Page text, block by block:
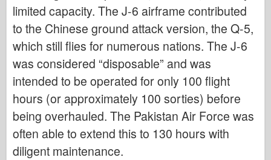
Legend
Meng Modell
Tamiya
Tristar
Zvezda
Album-Foton
Gå runt
limited capacity. The J-6 airframe contributed
to the Chinese ground attack version, the Q-5,
which still flies for numerous nations. The J-6
was considered “disposable” and was
intended to be operated for only 100 flight
hours (or approximately 100 sorties) before
being overhauled. The Pakistan Air Force was
often able to extend this to 130 hours with
diligent maintenance.